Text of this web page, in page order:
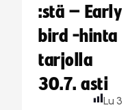
:stä – Early
bird -hinta
tarjolla
30.7. asti
Lu 3